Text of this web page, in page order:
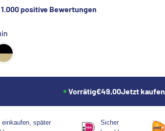
1.000 positive Bewertungen
Vorrätig€49,00Jetzt kaufen
später
Sicher